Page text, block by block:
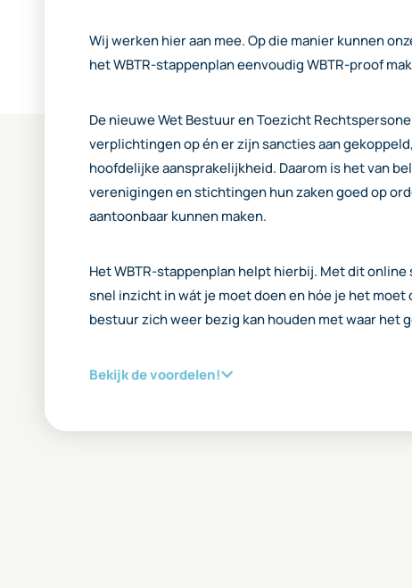
Wij werken hier aan mee. Op die manier kunnen
het WBTR-stappenplan eenvoudig WBTR-proof
De nieuwe Wet Bestuur en Toezicht
verplichtingen op én er zijn sancties aan
hoofdelijke aansprakelijkheid. Daarom is het van
verenigingen en stichtingen hun zaken goed op
aantoonbaar kunnen maken.
Het WBTR-stappenplan helpt hierbij. Met dit
snel inzicht in wát je moet doen en hóe je het moet
bestuur zich weer bezig kan houden met waar het
Bekijk de voordelen!